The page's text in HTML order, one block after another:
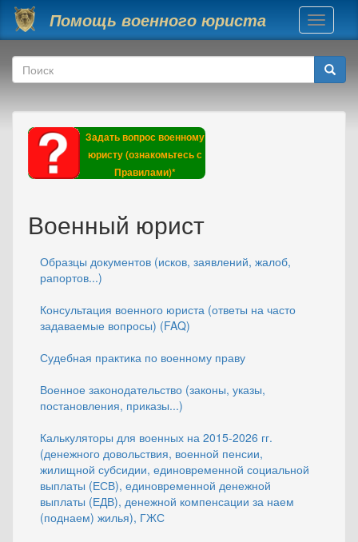
Перейти к основному содержанию
Помощь военного юриста
Toggle
Форма поиска
Поиск
Задать вопрос военному
юристу (ознакомьтесь с
Правилами)*
Военный юрист
Образцы документов (исков, заявлений, жалоб,
рапортов...)
Консультация военного юриста (ответы на часто
задаваемые вопросы) (FAQ)
Судебная практика по военному праву
Военное законодательство (законы, указы,
постановления, приказы...)
Калькуляторы для военных на 2015-2026 гг.
(денежного довольствия, военной пенсии,
жилищной субсидии, единовременной социальной
выплаты (ЕСВ), единовременной денежной
выплаты (ЕДВ), денежной компенсации за наем
(поднаем) жилья), ГЖС